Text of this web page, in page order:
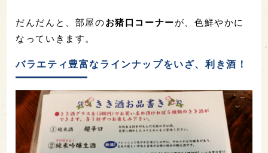
だんだんと、部屋のお猪口コーナーが、色鮮やかに
なっていきます。
バラエティ豊富なラインナップをいざ、利き酒！